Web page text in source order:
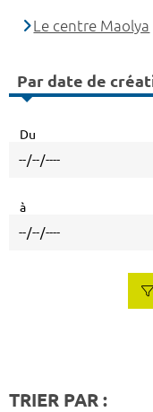
Le centre Maolya
Par date de
Du
à
TRIER PAR :